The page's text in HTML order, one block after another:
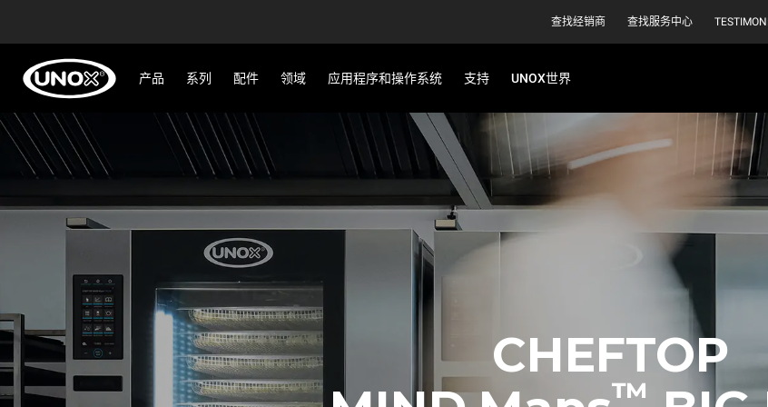
查找经销商 查找服务中心
产品 系列 配件 领域 应用程序和操作系统 支持 UNOX世界
CHEFTOP
™